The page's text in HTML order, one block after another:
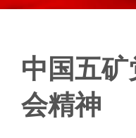
中国五
会精神